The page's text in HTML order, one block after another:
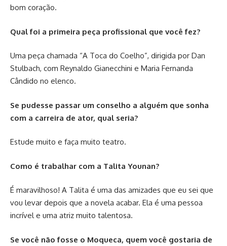
bom coração.
Qual foi a primeira peça profissional que você fez?
Uma peça chamada “A Toca do Coelho”, dirigida por Dan
Stulbach, com Reynaldo Gianecchini e Maria Fernanda
Cândido no elenco.
Se pudesse passar um conselho a alguém que sonha
com a carreira de ator, qual seria?
Estude muito e faça muito teatro.
Como é trabalhar com a Talita Younan?
É maravilhoso! A Talita é uma das amizades que eu sei que
vou levar depois que a novela acabar. Ela é uma pessoa
incrível e uma atriz muito talentosa.
Se você não fosse o Moqueca, quem você gostaria de